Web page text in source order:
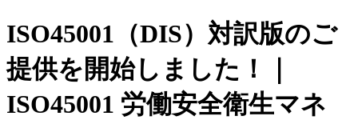
ISO45001（DIS）対訳版のご
提供を開始しました！｜
ISO45001 労働安全衛生マネ